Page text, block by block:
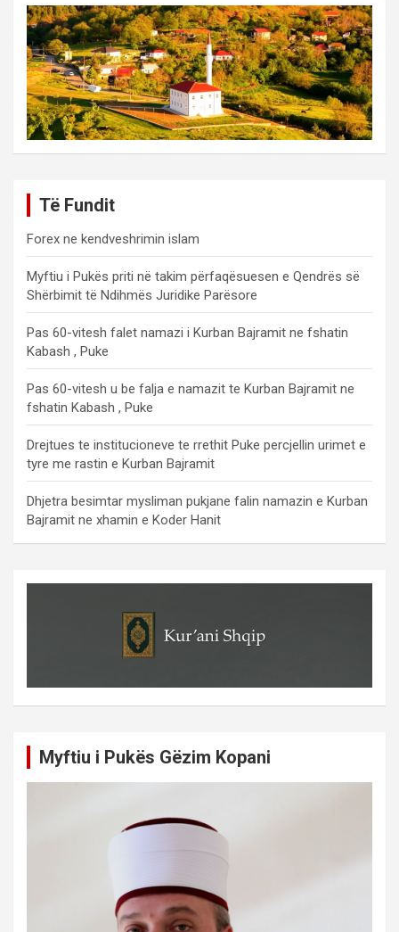
Të Fundit
Forex ne kendveshrimin islam
Myftiu i Pukës priti në takim përfaqësuesen e Qendrës së
Shërbimit të Ndihmës Juridike Parësore
Pas 60-vitesh falet namazi i Kurban Bajramit ne fshatin
Kabash , Puke
Pas 60-vitesh u be falja e namazit te Kurban Bajramit ne
fshatin Kabash , Puke
Drejtues te institucioneve te rrethit Puke percjellin urimet e
tyre me rastin e Kurban Bajramit
Dhjetra besimtar mysliman pukjane falin namazin e Kurban
Bajramit ne xhamin e Koder Hanit
Myftiu i Pukës Gëzim Kopani